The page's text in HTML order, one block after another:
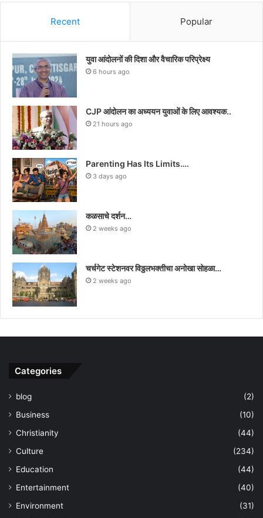
Recent Popular
युवा आंदोलनों की दिशा और वैचारिक परिप्रेक्ष्य
6 hours ago
CJP आंदोलन का अध्ययन युवाओं के लिए आवश्यक..
21 hours ago
Parenting Has Its Limits….
3 days ago
कळसाचे दर्शन…
2 weeks ago
चर्चगेट स्टेशनवर विठ्ठलभक्तीचा अनोखा सोहळा…
2 weeks ago
Categories
blog
(2)
Business
(10)
Christianity
(44)
Culture
(234)
Education
(44)
Entertainment
(40)
Environment
(31)